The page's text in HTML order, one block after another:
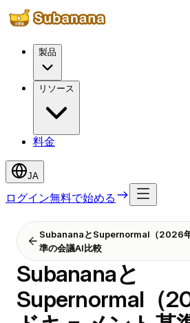
製品
リソース
料金
JA
ログイン無料で始める
SubananaとSupernormal（2026
準の会議AI比較
Subananaと
Supernormal（